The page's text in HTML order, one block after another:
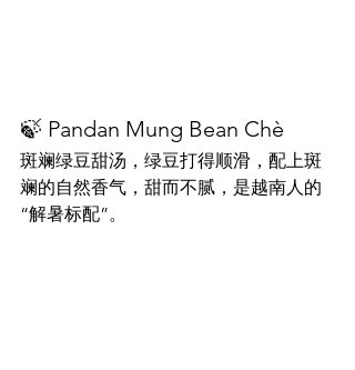
🍃 Pandan Mung Bean Chè
斑斓绿豆甜汤，绿豆打得顺滑，配上斑
斓的自然香气，甜而不腻，是越南人的
“解暑标配”。